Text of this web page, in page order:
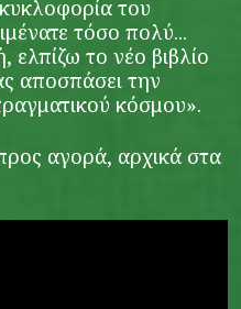
του
τόσο πολύ...
ελπίζω το νέο βιβλίο
αποσπάσει την
κόσμου».
αγορά, αρχικά στα